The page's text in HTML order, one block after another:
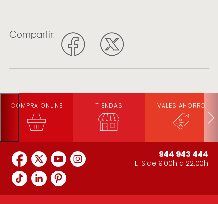
Compartir:
COMPRA ONLINE TIENDAS VALES AHORRO
944 943 444
L-S de 9:00h a 22:00h